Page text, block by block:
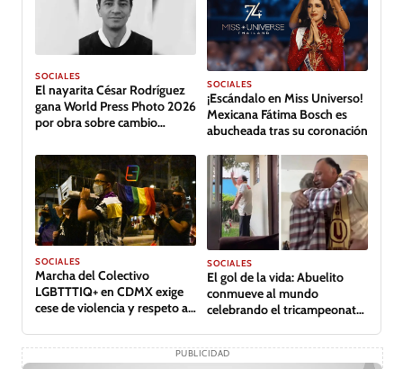
SOCIALES
El nayarita César Rodríguez
gana World Press Photo 2026
por obra sobre cambio
SOCIALES
¡Escándalo en Miss Universo!
Mexicana Fátima Bosch es
abucheada tras su coronación
SOCIALES
Marcha del Colectivo
LGBTTTIQ+ en CDMX exige
cese de violencia y respeto a
SOCIALES
El gol de la vida: Abuelito
conmueve al mundo
celebrando el tricampeonato
PUBLICIDAD